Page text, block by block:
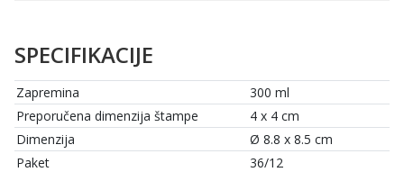
SPECIFIKACIJE
Zapremina
300 ml
Preporučena dimenzija štampe
4 x 4 cm
Dimenzija
Ø 8.8 x 8.5 cm
Paket
36/12